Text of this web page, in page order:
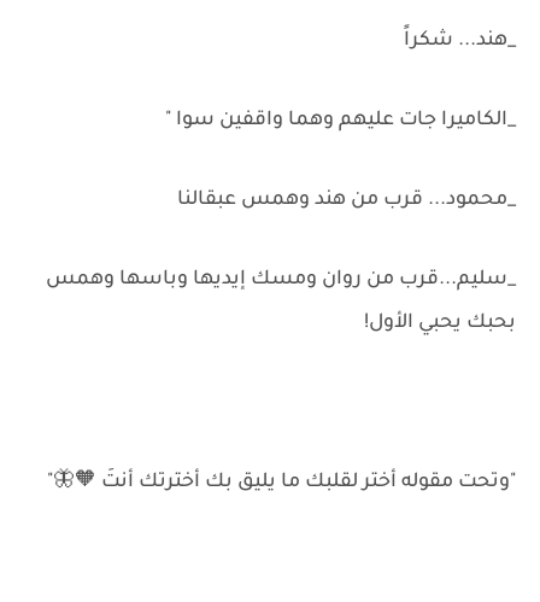
_هند... شكراً
_الكاميرا جات عليهم وهما واقفين سوا "
_محمود... قرب من هند وهمس عبقالنا
_سليم...قرب من روان ومسك إيديها وباسها وهمس
بحبك يحبي الأول!
"وتحت مقوله أختر لقلبك ما يليق بك أخترتك أنتَ 🧡🦋"